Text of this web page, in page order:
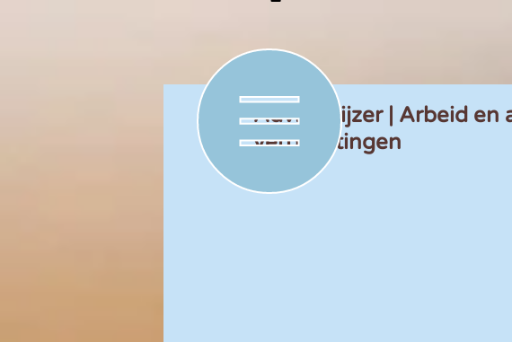
Advieswijzer | Arbeid en
verplichtingen